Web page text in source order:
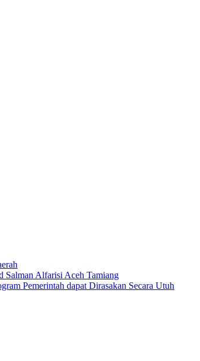
Salman Alfarisi Aceh Tamiang
Pemerintah dapat Dirasakan Secara Utuh